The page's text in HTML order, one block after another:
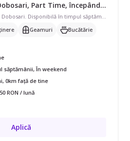
Menajeră, Strada Dobosari, Part Time, începând cu 1850 lei/lună
Caut menajeră pe strada Dobosari. Disponibilă în timpul săptămânii și în weekend, program part-time pentru casă/vilă. Avem nevoie de curățenie generală, curățenie de întreținere, curățenie geamuri, curățenie bucătărie, curățenie baie și ajutor cu schimbat așternuturi, curățare aragaz/cuptor, curățare frigider, îngrijire plante, spălat/călcat rufe, prepararea mâncării.
Geamuri
Bucătărie
săptămânii, În weekend
0km față de tine
RON / lună
Aplică